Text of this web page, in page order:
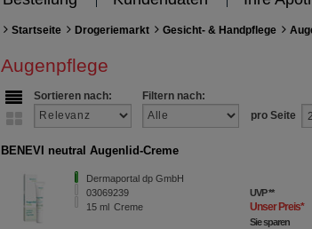
Startseite Drogeriemarkt Gesicht- & Handpflege
Augenpflege
Sortieren nach:
Filtern nach:
pro Seite
BENEVI neutral Augenlid-Creme
Dermaportal dp GmbH
03069239
15 ml Creme
UVP**
Unser Preis*
Sie sparen